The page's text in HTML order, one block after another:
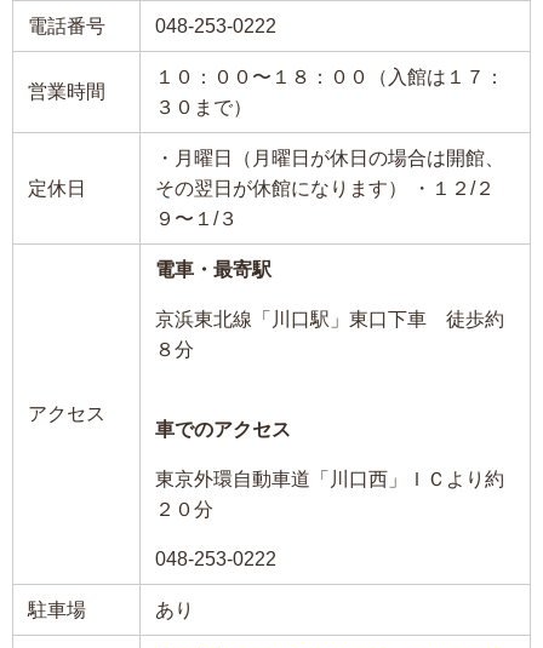
電話番号 048-253-0222
営業時間
１０：００〜１８：００（入館は１７：
３０まで）
定休日
・月曜日（月曜日が休日の場合は開館、
その翌日が休館になります） ・１２/２
９〜１/３
アクセス
電車・最寄駅
京浜東北線「川口駅」東口下車 徒歩約
８分
車でのアクセス
東京外環自動車道「川口西」ＩＣより約
２０分
048-253-0222
駐車場 あり